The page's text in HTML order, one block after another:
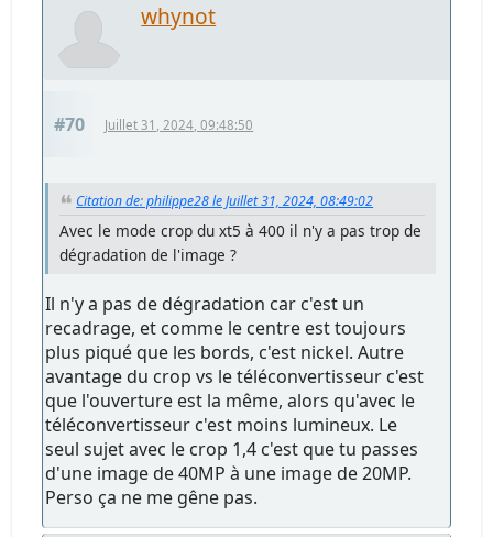
whynot
#70 Juillet 31, 2024, 09:48:50
Citation de: philippe28 le Juillet 31, 2024, 08:49:02
Avec le mode crop du xt5 à 400 il n'y a pas trop de
dégradation de l'image ?
Il n'y a pas de dégradation car c'est un
recadrage, et comme le centre est toujours
plus piqué que les bords, c'est nickel. Autre
avantage du crop vs le téléconvertisseur c'est
que l'ouverture est la même, alors qu'avec le
téléconvertisseur c'est moins lumineux. Le
seul sujet avec le crop 1,4 c'est que tu passes
d'une image de 40MP à une image de 20MP.
Perso ça ne me gêne pas.